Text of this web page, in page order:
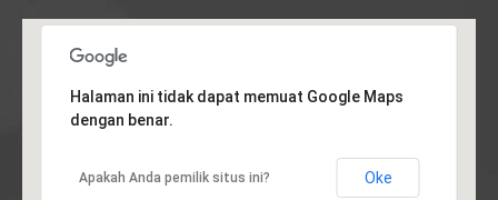
Halaman ini tidak dapat memuat Google Maps
dengan benar.
Apakah Anda pemilik situs ini? Oke